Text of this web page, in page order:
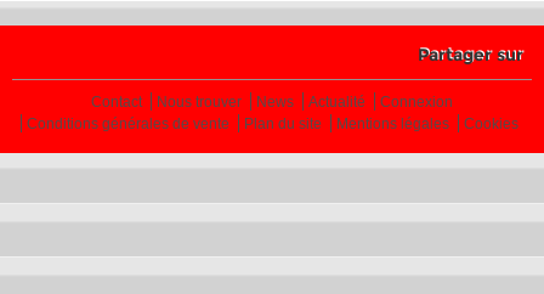
Partager sur
Contact Nous trouver News Actualité
Connexion
Conditions générales de vente
Plan du site Mentions légales Cookies